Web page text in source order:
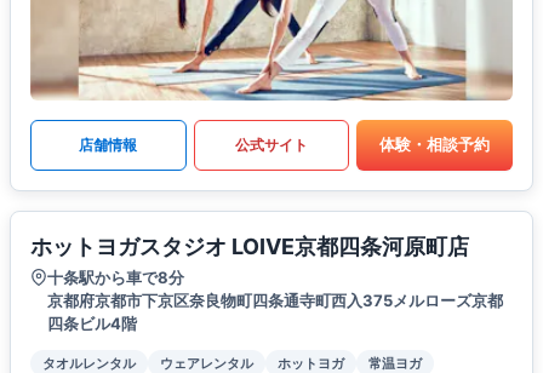
店舗情報 公式サイト 体験・相談予約
ホットヨガスタジオ LOIVE京都四条河原町店
十条駅から車で8分
京都府京都市下京区奈良物町四条通寺町西入375メルローズ京都
四条ビル4階
タオルレンタル ウェアレンタル ホットヨガ
常温ヨガ